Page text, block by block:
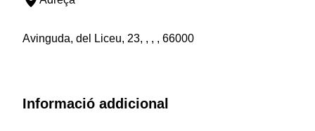
Avinguda, del Liceu, 23, , , , 66000
Informació addicional